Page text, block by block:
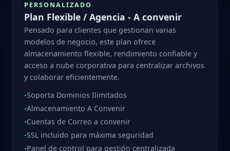
PERSONALIZADO
Plan Flexible / Agencia - A convenir
Pensado para clientes que gestionan varias
modelos de negocio, este plan ofrece
almacenamiento flexible, rendimiento confiable y
acceso a nube corporativa para centralizar archivos
y colaborar eficientemente.
•Soporta Dominios Ilimitados
•Almacenamiento A Convenir
•Cuentas de Correo a convenir
•SSL incluido para máxima seguridad
•Panel de control para gestión centralizada